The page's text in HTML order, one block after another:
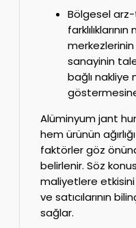
Bölgesel
sanayinin
bağlı nakliye
Alüminyum jant
hem ürünün
faktörler göz
belirlenir. Söz
maliyetlere etkisini
ve satıcılarının
sağlar.